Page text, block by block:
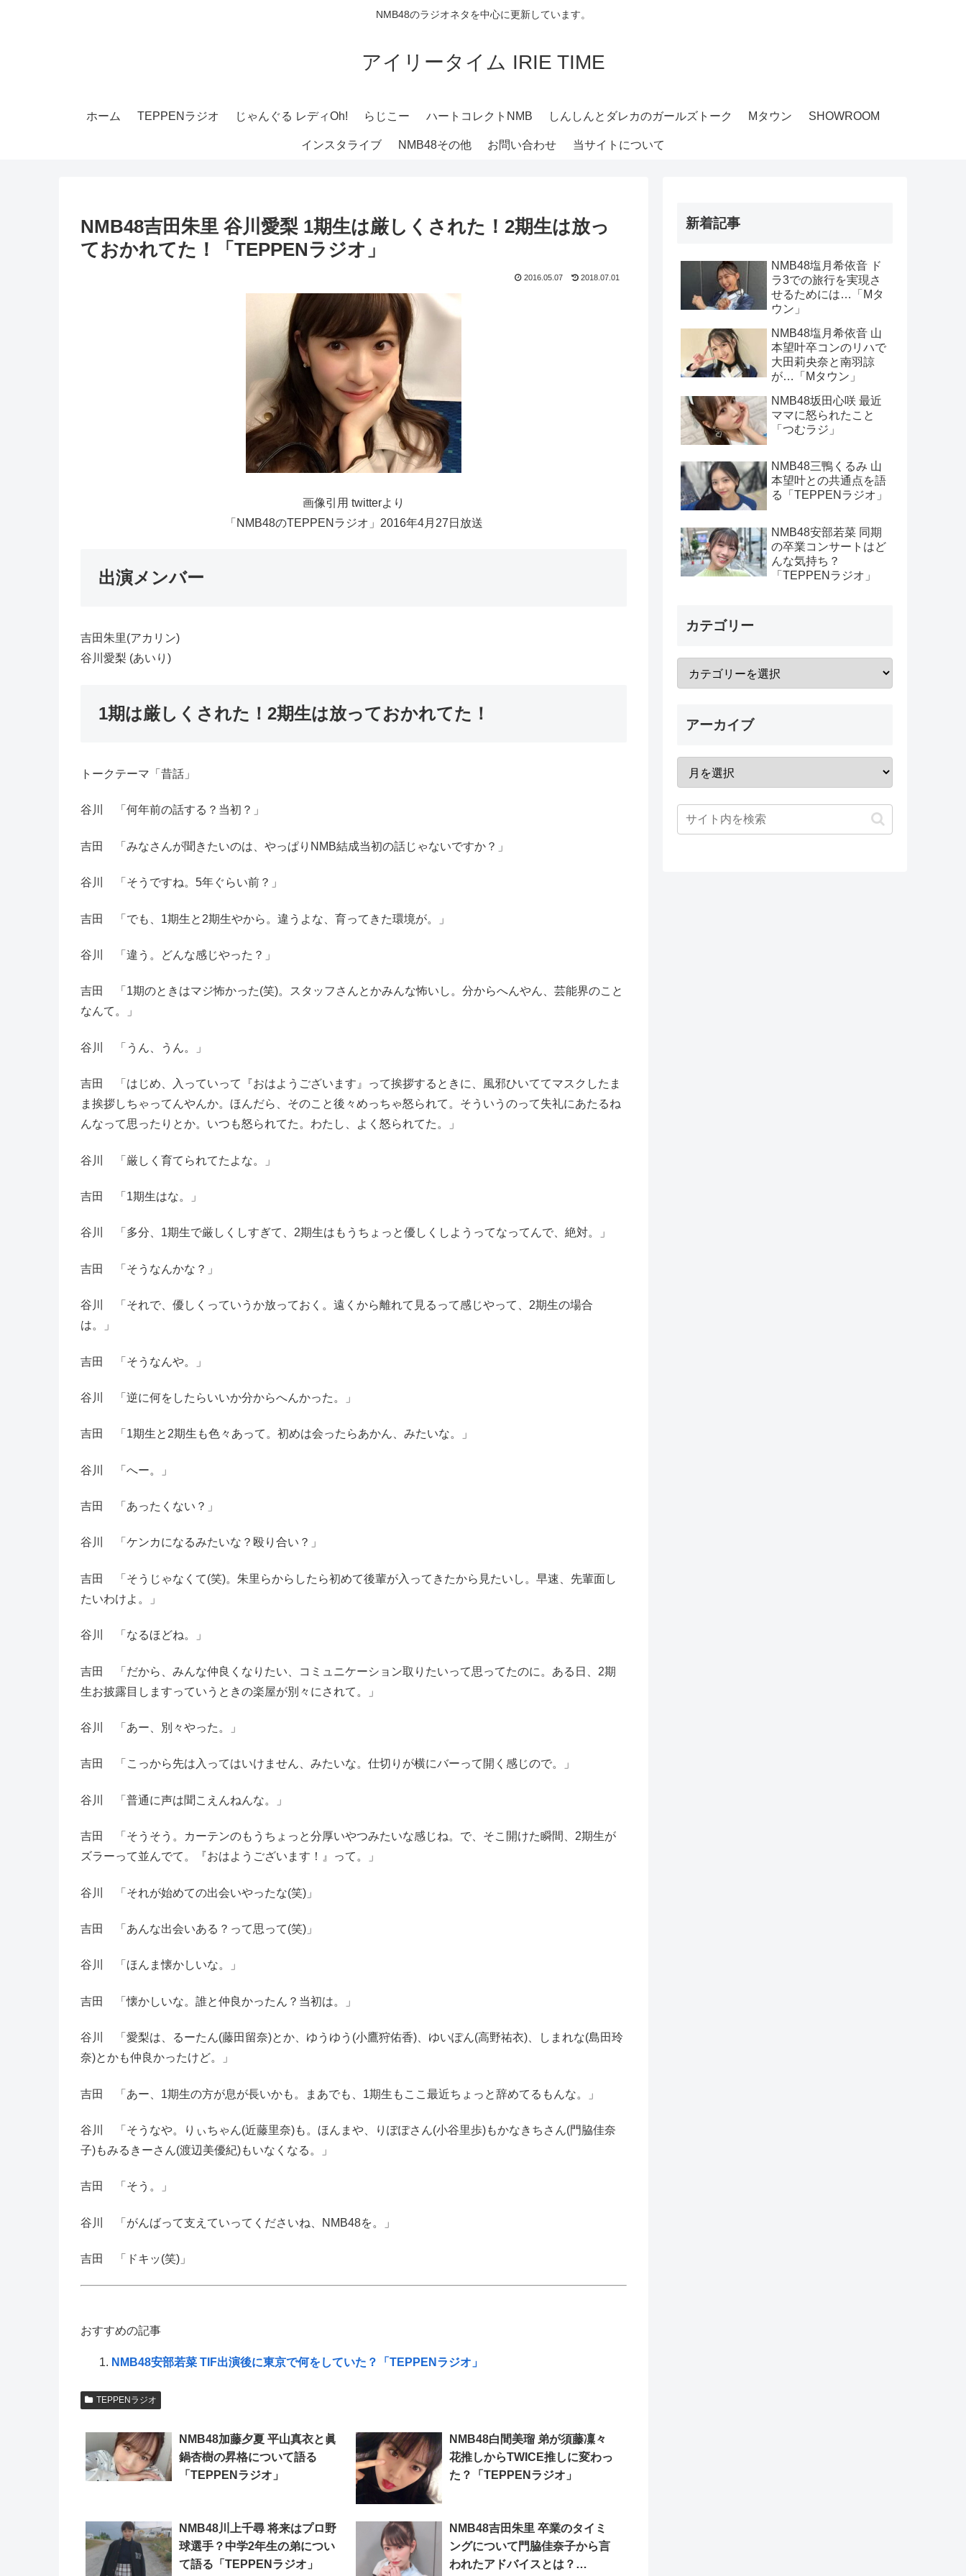
NMB48のラジオネタを中心に更新しています。
アイリータイム IRIE TIME
ホーム TEPPENラジオ じゃんぐる レディOh! らじこー ハートコレクトNMB しんしんとダレカのガールズトーク Mタウン SHOWROOM
インスタライブ NMB48その他 お問い合わせ 当サイトについて
NMB48吉田朱里 谷川愛梨 1期生は厳しくされた！2期生は放っ
ておかれてた！「TEPPENラジオ」
2016.05.07 2018.07.01
画像引用 twitterより
「NMB48のTEPPENラジオ」2016年4月27日放送
出演メンバー
吉田朱里(アカリン)
谷川愛梨 (あいり)
1期は厳しくされた！2期生は放っておかれてた！
トークテーマ「昔話」
谷川 「何年前の話する？当初？」
吉田 「みなさんが聞きたいのは、やっぱりNMB結成当初の話じゃないですか？」
谷川 「そうですね。5年ぐらい前？」
吉田 「でも、1期生と2期生やから。違うよな、育ってきた環境が。」
谷川 「違う。どんな感じやった？」
吉田 「1期のときはマジ怖かった(笑)。スタッフさんとかみんな怖いし。分からへんやん、芸能界のこと
なんて。」
谷川 「うん、うん。」
吉田 「はじめ、入っていって『おはようございます』って挨拶するときに、風邪ひいててマスクしたま
ま挨拶しちゃってんやんか。ほんだら、そのこと後々めっちゃ怒られて。そういうのって失礼にあたるね
んなって思ったりとか。いつも怒られてた。わたし、よく怒られてた。」
谷川 「厳しく育てられてたよな。」
吉田 「1期生はな。」
谷川 「多分、1期生で厳しくしすぎて、2期生はもうちょっと優しくしようってなってんで、絶対。」
吉田 「そうなんかな？」
谷川 「それで、優しくっていうか放っておく。遠くから離れて見るって感じやって、2期生の場合
は。」
吉田 「そうなんや。」
谷川 「逆に何をしたらいいか分からへんかった。」
吉田 「1期生と2期生も色々あって。初めは会ったらあかん、みたいな。」
谷川 「へー。」
吉田 「あったくない？」
谷川 「ケンカになるみたいな？殴り合い？」
吉田 「そうじゃなくて(笑)。朱里らからしたら初めて後輩が入ってきたから見たいし。早速、先輩面し
たいわけよ。」
谷川 「なるほどね。」
吉田 「だから、みんな仲良くなりたい、コミュニケーション取りたいって思ってたのに。ある日、2期
生お披露目しますっていうときの楽屋が別々にされて。」
谷川 「あー、別々やった。」
吉田 「こっから先は入ってはいけません、みたいな。仕切りが横にバーって開く感じので。」
谷川 「普通に声は聞こえんねんな。」
吉田 「そうそう。カーテンのもうちょっと分厚いやつみたいな感じね。で、そこ開けた瞬間、2期生が
ズラーって並んでて。『おはようございます！』って。」
谷川 「それが始めての出会いやったな(笑)」
吉田 「あんな出会いある？って思って(笑)」
谷川 「ほんま懐かしいな。」
吉田 「懐かしいな。誰と仲良かったん？当初は。」
谷川 「愛梨は、るーたん(藤田留奈)とか、ゆうゆう(小鷹狩佑香)、ゆいぽん(高野祐衣)、しまれな(島田玲
奈)とかも仲良かったけど。」
吉田 「あー、1期生の方が息が長いかも。まあでも、1期生もここ最近ちょっと辞めてるもんな。」
谷川 「そうなや。りぃちゃん(近藤里奈)も。ほんまや、りぽぽさん(小谷里歩)もかなきちさん(門脇佳奈
子)もみるきーさん(渡辺美優紀)もいなくなる。」
吉田 「そう。」
谷川 「がんばって支えていってくださいね、NMB48を。」
吉田 「ドキッ(笑)」
おすすめの記事
NMB48安部若菜 TIF出演後に東京で何をしていた？「TEPPENラジオ」
TEPPENラジオ
NMB48加藤夕夏 平山真衣と眞
鍋杏樹の昇格について語る
「TEPPENラジオ」
NMB48白間美瑠 弟が須藤凜々
花推しからTWICE推しに変わっ
た？「TEPPENラジオ」
NMB48川上千尋 将来はプロ野
球選手？中学2年生の弟につい
て語る「TEPPENラジオ」
NMB48吉田朱里 卒業のタイミ
ングについて門脇佳奈子から言
われたアドバイスとは？
新着記事
NMB48塩月希依音 ド
ラ3での旅行を実現さ
せるためには…「Mタ
ウン」
NMB48塩月希依音 山
本望叶卒コンのリハで
大田莉央奈と南羽諒
が…「Mタウン」
NMB48坂田心咲 最近
ママに怒られたこと
「つむラジ」
NMB48三鴨くるみ 山
本望叶との共通点を語
る「TEPPENラジオ」
NMB48安部若菜 同期
の卒業コンサートはど
んな気持ち？
「TEPPENラジオ」
カテゴリー
アーカイブ